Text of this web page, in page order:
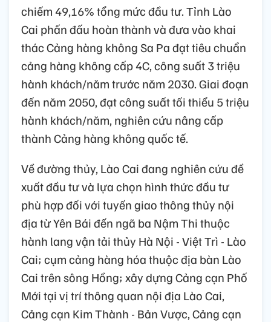
chiếm 49,16% tổng mức đầu tư. Tỉnh Lào
Cai phấn đấu hoàn thành và đưa vào khai
thác Cảng hàng không Sa Pa đạt tiêu chuẩn
cảng hàng không cấp 4C, công suất 3 triệu
hành khách/năm trước năm 2030. Giai đoạn
đến năm 2050, đạt công suất tối thiểu 5 triệu
hành khách/năm, nghiên cứu nâng cấp
thành Cảng hàng không quốc tế.
Về đường thủy, Lào Cai đang nghiên cứu đề
xuất đầu tư và lựa chọn hình thức đầu tư
phù hợp đối với tuyến giao thông thủy nội
địa từ Yên Bái đến ngã ba Nậm Thi thuộc
hành lang vận tải thủy Hà Nội - Việt Trì - Lào
Cai; cụm cảng hàng hóa thuộc địa bàn Lào
Cai trên sông Hồng; xây dựng Cảng cạn Phố
Mới tại vị trí thông quan nội địa Lào Cai,
Cảng cạn Kim Thành - Bản Vược, Cảng cạn